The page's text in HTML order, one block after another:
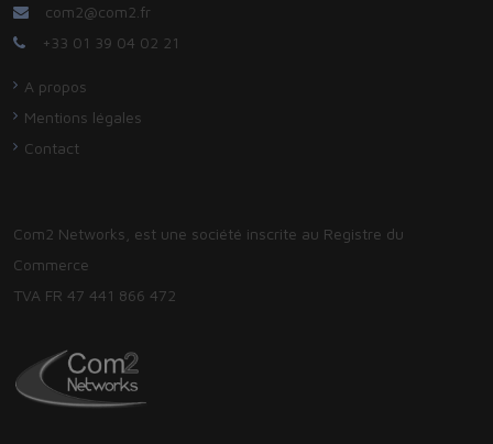
com2@com2.fr
+33 01 39 04 02 21
A propos
Mentions légales
Contact
Com2 Networks, est une société inscrite au Registre du
Commerce
TVA FR 47 441 866 472